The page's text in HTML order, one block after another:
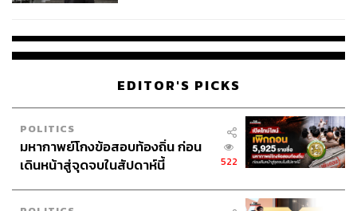
EDITOR'S PICKS
POLITICS
มหากาพย์โกงข้อสอบท้องถิ่น ก่อน
เดินหน้าสู่จุดจบในสัปดาห์นี้
522